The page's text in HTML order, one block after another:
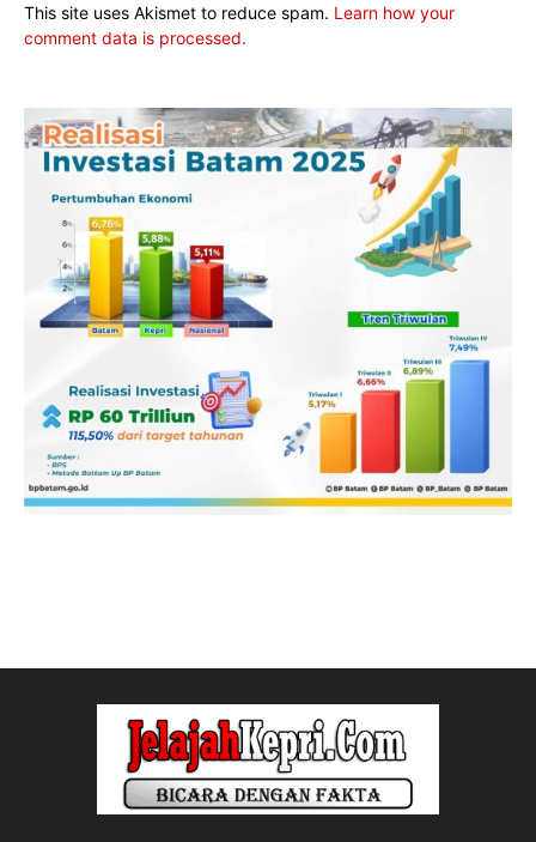
This site uses Akismet to reduce spam. Learn how your
comment data is processed.